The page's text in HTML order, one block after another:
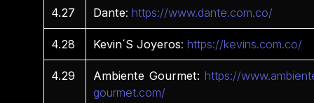
4.27 Dante:https://www.dante.com.co/
4.28 Kevin´S Joyeros:https://kevins.com.co/
4.29 Ambiente Gourmet: https://
gourmet.com/